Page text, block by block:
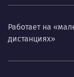
Работает на
дистанциях»